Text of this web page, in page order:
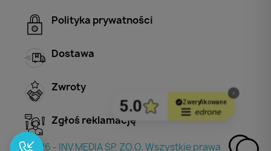
Polityka prywatności
Dostawa
Zwroty
Zgłoś reklamację
© 2026 - INV MEDIA SP. ZO.O. Wszystkie prawa